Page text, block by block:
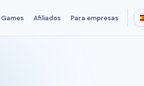
Games Afiliados Para empresas